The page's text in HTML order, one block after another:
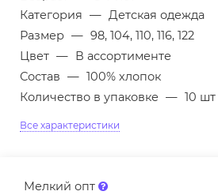
Категория — Детская одежда
Размер — 98, 104, 110, 116, 122
Цвет — В ассортименте
Состав — 100% хлопок
Количество в упаковке — 10 шт
Все характеристики
Мелкий опт